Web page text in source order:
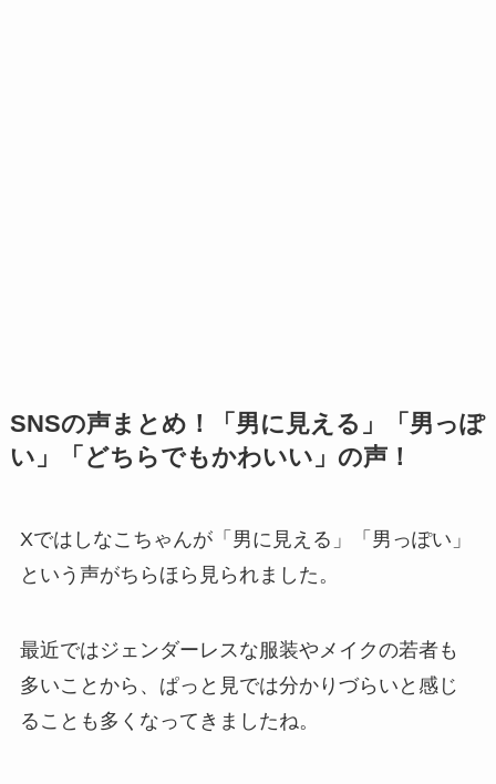
SNSの声まとめ！「男に見える」「男っぽ
い」「どちらでもかわいい」の声！
Xではしなこちゃんが「男に見える」「男っぽい」
という声がちらほら見られました。
最近ではジェンダーレスな服装やメイクの若者も
多いことから、ぱっと見では分かりづらいと感じ
ることも多くなってきましたね。